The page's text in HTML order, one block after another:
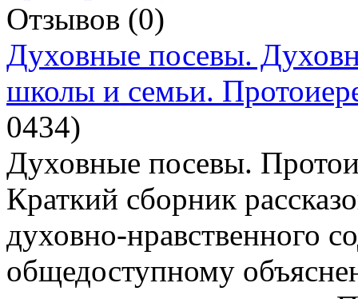
Отзывов (0)
Духовные посевы.
школы и семьи.
0434)
Духовные посевы.
Краткий сборник
духовно-нравственного
общедоступному